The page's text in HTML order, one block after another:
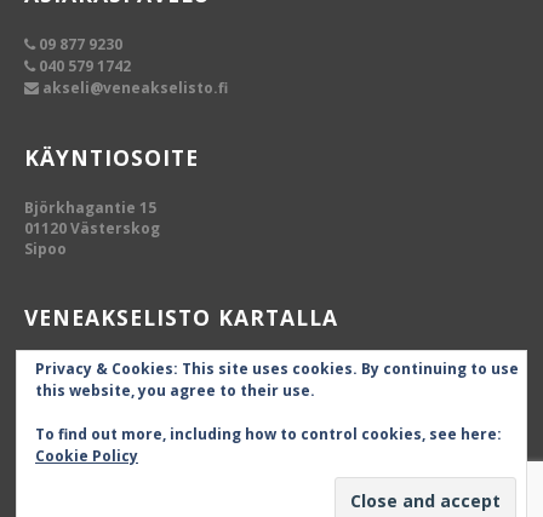
09 877 9230
040 579 1742
akseli@veneakselisto.fi
KÄYNTIOSOITE
Björkhagantie 15
01120 Västerskog
Sipoo
VENEAKSELISTO KARTALLA
Privacy & Cookies: This site uses cookies. By continuing to use
this website, you agree to their use.
To find out more, including how to control cookies, see here:
Cookie Policy